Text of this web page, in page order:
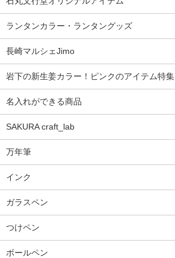
ランタンカラー・ランタングッズ
長崎マルシェJimo
岩下の新生姜カラー！ピンクのアイテム特集
名入れができる商品
SAKURA craft_lab
万年筆
インク
ガラスペン
つけペン
ボールペン